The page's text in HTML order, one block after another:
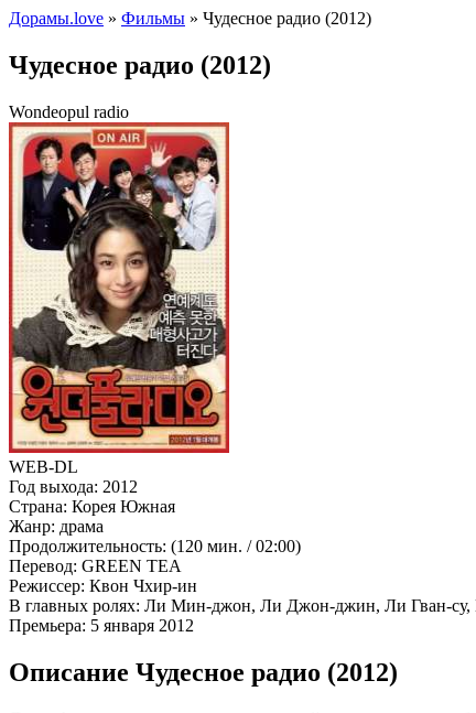
Дорамы.love » Фильмы » Чудесное радио (2012)
Чудесное радио (2012)
Wondeopul radio
WEB-DL
Год выхода: 2012
Страна: Корея Южная
Жанр: драма
Продолжительность: (120 мин. / 02:00)
Перевод: GREEN TEA
Режиссер: Квон Чхир-ин
В главных ролях: Ли Мин-джон, Ли Джон-джин, Ли Гван-
Премьера: 5 января 2012
Описание Чудесное радио (2012)